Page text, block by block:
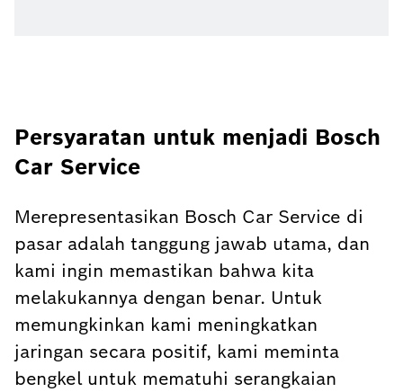
Persyaratan untuk menjadi Bosch
Car Service
Merepresentasikan Bosch Car Service di
pasar adalah tanggung jawab utama, dan
kami ingin memastikan bahwa kita
melakukannya dengan benar. Untuk
memungkinkan kami meningkatkan
jaringan secara positif, kami meminta
bengkel untuk mematuhi serangkaian